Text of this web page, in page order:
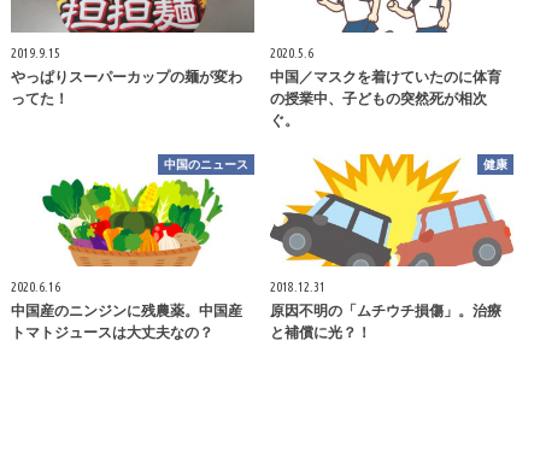
2019.9.15
やっぱりスーパーカップの麺が変わ
ってた！
2020.5.6
中国／マスクを着けていたのに体育
の授業中、子どもの突然死が相次
ぐ。
中国のニュース
2020.6.16
中国産のニンジンに残農薬。中国産
トマトジュースは大丈夫なの？
健康
2018.12.31
原因不明の「ムチウチ損傷」。治療
と補償に光？！